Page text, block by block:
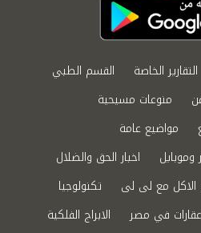
التقارير الخاصة
القسم الطبي
منوعات مسيحية
مواضيع عامة
وموبايل
اخبار الحق والضلال
مع لى لى
تكنولوجيا
عقارات في مصر الابراج الفلكية